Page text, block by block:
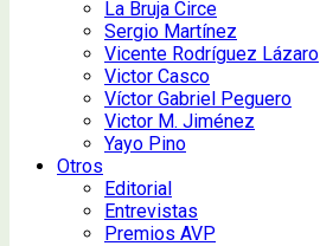
La Bruja Circe
Sergio Martínez
Vicente Rodríguez Lázaro
Victor Casco
Víctor Gabriel Peguero
Victor M. Jiménez
Yayo Pino
Otros
Editorial
Entrevistas
Premios AVP